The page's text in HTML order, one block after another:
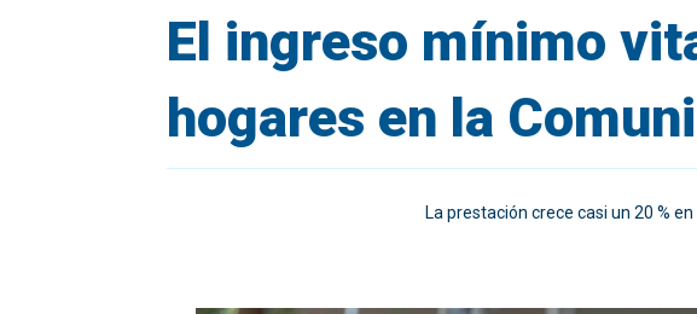
El ingreso mínimo
hogares en la
La prestación crece casi un 20 %